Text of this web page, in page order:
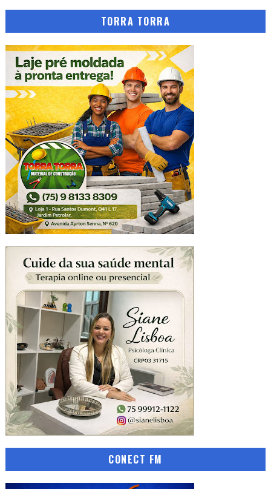
TORRA TORRA
CONECT FM